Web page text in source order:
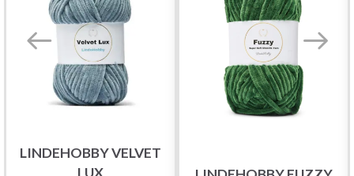
LINDEHOBBY VELVET
LUX